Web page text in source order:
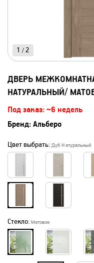
1 / 2
ДВЕРЬ
НАТУРАЛЬНЫЙ/
Под заказ: ~6 недель
Бренд: Альберо
Цвет выбрать: Дуб Натуральный
Стекло: Матовое